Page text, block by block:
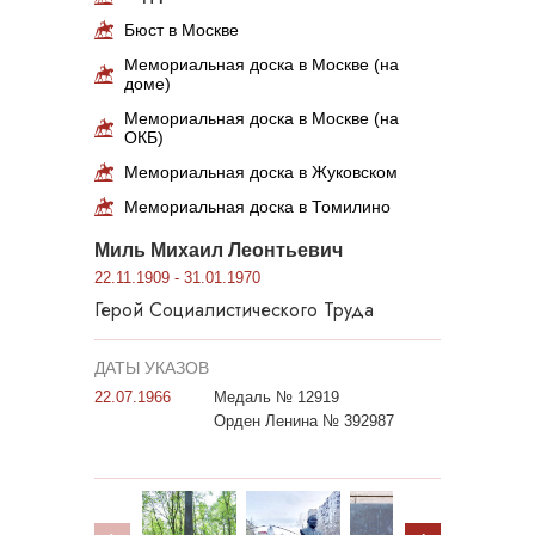
Бюст в Москве
Мемориальная доска в Москве (на
доме)
Мемориальная доска в Москве (на
ОКБ)
Мемориальная доска в Жуковском
Мемориальная доска в Томилино
Миль Михаил Леонтьевич
22.11.1909 - 31.01.1970
Герой Социалистического Труда
ДАТЫ УКАЗОВ
22.07.1966
Медаль № 12919
Орден Ленина № 392987